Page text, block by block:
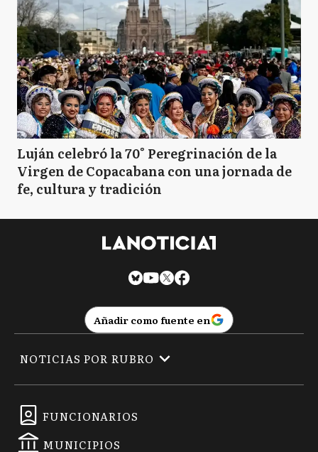
Luján celebró la 70° Peregrinación de la
Virgen de Copacabana con una jornada de
fe, cultura y tradición
Añadir como fuente en
FUNCIONARIOS
MUNICIPIOS
NOTICIAS POR RUBRO